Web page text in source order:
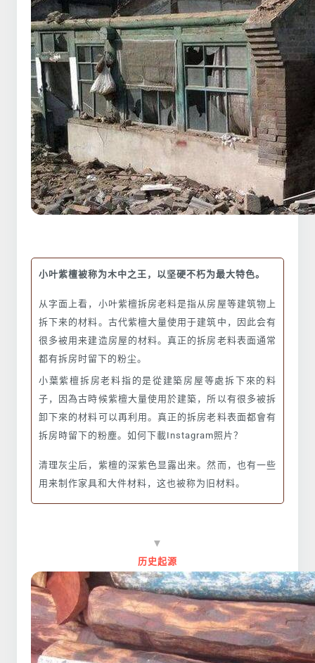
小叶紫檀被称为木中之王，以坚硬不朽为最大特色。
从字面上看，小叶紫檀拆房老料是指从房屋等建筑物上
拆下来的材料。古代紫檀大量使用于建筑中，因此会有
很多被用来建造房屋的材料。真正的拆房老料表面通常
都有拆房时留下的粉尘。
小葉紫檀拆房老料指的是從建築房屋等處拆下來的料
子，因為古時候紫檀大量使用於建築，所以有很多被拆
卸下來的材料可以再利用。真正的拆房老料表面都會有
拆房時留下的粉塵。如何下載Instagram照片？
清理灰尘后，紫檀的深紫色显露出来。然而，也有一些
用来制作家具和大件材料，这也被称为旧材料。
▼
历史起源